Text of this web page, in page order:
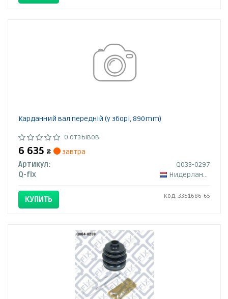
Карданний вал передній (у зборі, 890mm)
0 отзывов
6 635 ₴
завтра
Артикул:
Q033-0297
Q-fix
Нидерланды
КУПИТЬ Код: 3361686-65